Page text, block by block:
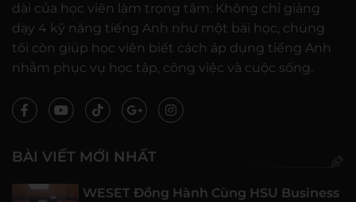
dài của học viên làm trọng tâm: Không chỉ giảng
dạy 4 kỹ năng tiếng Anh như một bài học, chúng
tôi còn giúp học viên biết cách áp dụng tiếng Anh
nhằm phục vụ học tập, công việc và cuộc sống.
BÀI VIẾT MỚI NHẤT
WESET Đồng Hành Cùng HSU Business